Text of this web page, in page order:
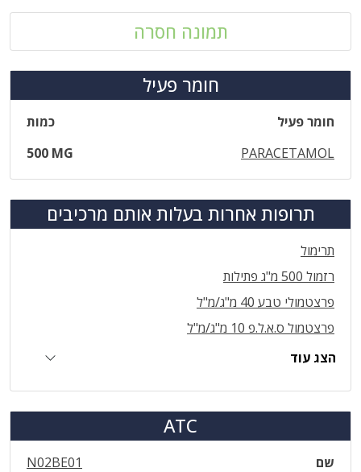
תמונה חסרה
חומר פעיל
חומר פעיל
כמות
PARACETAMOL
500 MG
תרופות אחרות בעלות אותם מרכיבים
תרימול
רזמול 500 מ"ג פתילות
פרצטמולי טבע 40 מ"ג/מ"ל
פרצטמול ס.א.ל.פ 10 מ"ג/מ"ל
הצג עוד
ATC
שם
N02BE01